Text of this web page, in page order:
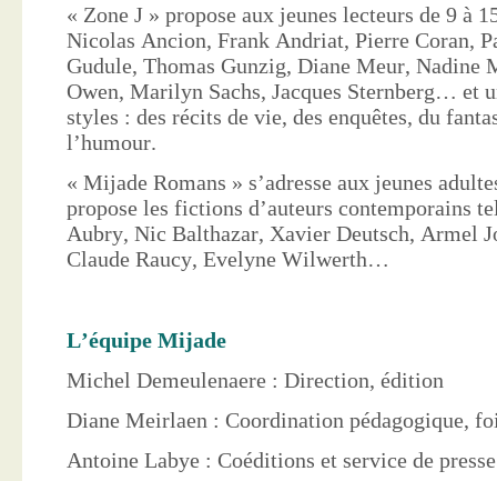
« Zone J » propose aux jeunes lecteurs de 9 à
Nicolas Ancion, Frank Andriat, Pierre Coran,
Gudule, Thomas Gunzig, Diane Meur, Nadine
Owen, Marilyn Sachs, Jacques Sternberg… et
styles : des récits de vie, des enquêtes, du
l’humour.
« Mijade Romans » s’adresse aux jeunes
propose les fictions d’auteurs contemporains
Aubry, Nic Balthazar, Xavier Deutsch, Armel
Claude Raucy, Evelyne Wilwerth…
L’équipe Mijade
Michel Demeulenaere : Direction, édition
Diane Meirlaen : Coordination pédagogique,
Antoine Labye : Coéditions et service de